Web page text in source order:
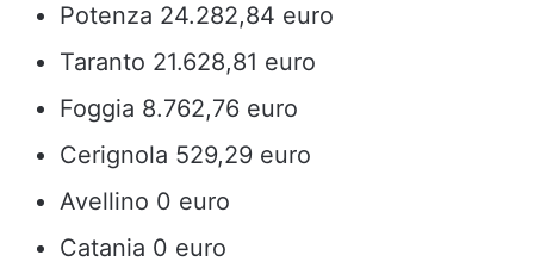
Potenza 24.282,84 euro
Taranto 21.628,81 euro
Foggia 8.762,76 euro
Cerignola 529,29 euro
Avellino 0 euro
Catania 0 euro